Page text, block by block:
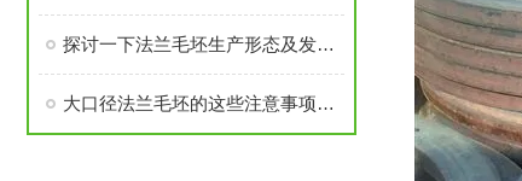
探讨一下法兰毛坯生产形态及发展前景
大口径法兰毛坯的这些注意事项要了解